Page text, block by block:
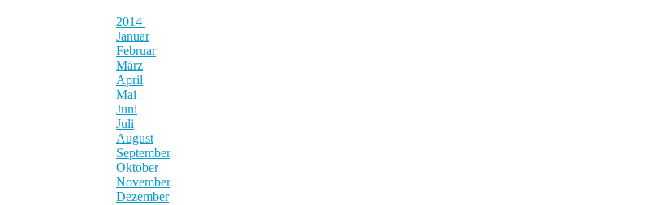
2014
Januar
Februar
März
April
Mai
Juni
Juli
August
September
Oktober
November
Dezember